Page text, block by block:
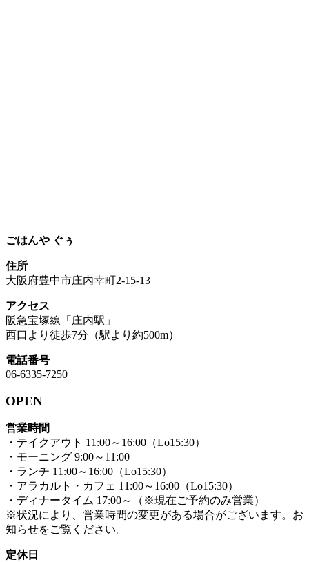
ごはんや ぐぅ
住所
大阪府豊中市庄内幸町2-15-13
アクセス
阪急宝塚線「庄内駅」
西口より徒歩7分（駅より約500m）
電話番号
06-6335-7250
OPEN
営業時間
・テイクアウト 11:00～16:00（Lo15:30）
・モーニング 9:00～11:00
・ランチ 11:00～16:00（Lo15:30）
・アラカルト・カフェ 11:00～16:00（Lo15:30）
・ディナータイム 17:00～（※現在ご予約のみ営業）
※状況により、営業時間の変更がある場合がございます。お
知らせをご覧ください。
定休日